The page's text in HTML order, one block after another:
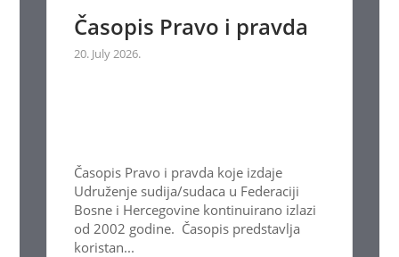
Časopis Pravo i pravda
20. July 2026.
Časopis Pravo i pravda koje izdaje
Udruženje sudija/sudaca u Federaciji
Bosne i Hercegovine kontinuirano izlazi
od 2002 godine. Časopis predstavlja
koristan...